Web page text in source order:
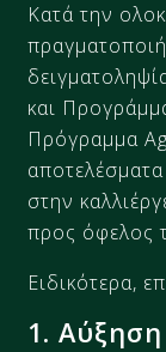
Κατά την ολοκ
πραγματοπ
και
Πρόγραμμα
στην
προς όφελος
Ειδικότερα,
1.Αύξηση